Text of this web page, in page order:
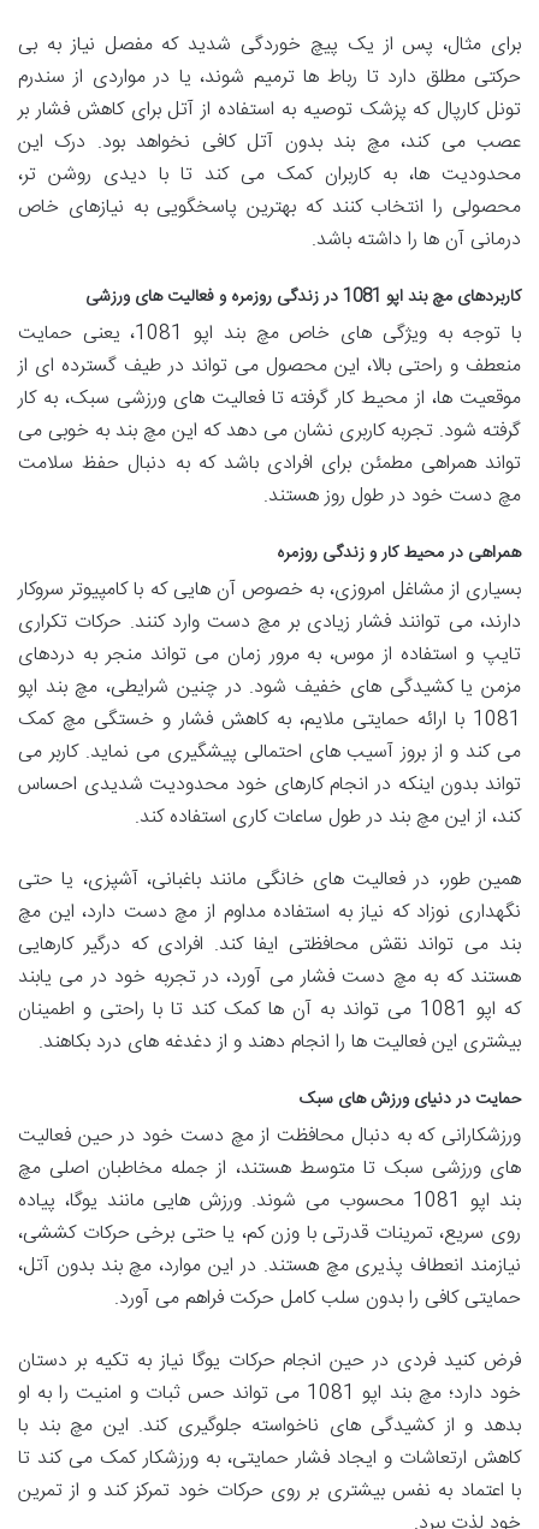
برای مثال، پس از یک پیچ خوردگی شدید که مفصل نیاز به بی
حرکتی مطلق دارد تا رباط ها ترمیم شوند، یا در مواردی از سندرم
تونل کارپال که پزشک توصیه به استفاده از آتل برای کاهش فشار بر
عصب می کند، مچ بند بدون آتل کافی نخواهد بود. درک این
محدودیت ها، به کاربران کمک می کند تا با دیدی روشن تر،
محصولی را انتخاب کنند که بهترین پاسخگویی به نیازهای خاص
درمانی آن ها را داشته باشد.
کاربردهای مچ بند اپو 1081 در زندگی روزمره و فعالیت های ورزشی
با توجه به ویژگی های خاص مچ بند اپو 1081، یعنی حمایت
منعطف و راحتی بالا، این محصول می تواند در طیف گسترده ای از
موقعیت ها، از محیط کار گرفته تا فعالیت های ورزشی سبک، به کار
گرفته شود. تجربه کاربری نشان می دهد که این مچ بند به خوبی می
تواند همراهی مطمئن برای افرادی باشد که به دنبال حفظ سلامت
مچ دست خود در طول روز هستند.
همراهی در محیط کار و زندگی روزمره
بسیاری از مشاغل امروزی، به خصوص آن هایی که با کامپیوتر سروکار
دارند، می توانند فشار زیادی بر مچ دست وارد کنند. حرکات تکراری
تایپ و استفاده از موس، به مرور زمان می تواند منجر به دردهای
مزمن یا کشیدگی های خفیف شود. در چنین شرایطی، مچ بند اپو
1081 با ارائه حمایتی ملایم، به کاهش فشار و خستگی مچ کمک
می کند و از بروز آسیب های احتمالی پیشگیری می نماید. کاربر می
تواند بدون اینکه در انجام کارهای خود محدودیت شدیدی احساس
کند، از این مچ بند در طول ساعات کاری استفاده کند.
همین طور، در فعالیت های خانگی مانند باغبانی، آشپزی، یا حتی
نگهداری نوزاد که نیاز به استفاده مداوم از مچ دست دارد، این مچ
بند می تواند نقش محافظتی ایفا کند. افرادی که درگیر کارهایی
هستند که به مچ دست فشار می آورد، در تجربه خود در می یابند
که اپو 1081 می تواند به آن ها کمک کند تا با راحتی و اطمینان
بیشتری این فعالیت ها را انجام دهند و از دغدغه های درد بکاهند.
حمایت در دنیای ورزش های سبک
ورزشکارانی که به دنبال محافظت از مچ دست خود در حین فعالیت
های ورزشی سبک تا متوسط هستند، از جمله مخاطبان اصلی مچ
بند اپو 1081 محسوب می شوند. ورزش هایی مانند یوگا، پیاده
روی سریع، تمرینات قدرتی با وزن کم، یا حتی برخی حرکات کششی،
نیازمند انعطاف پذیری مچ هستند. در این موارد، مچ بند بدون آتل،
حمایتی کافی را بدون سلب کامل حرکت فراهم می آورد.
فرض کنید فردی در حین انجام حرکات یوگا نیاز به تکیه بر دستان
خود دارد؛ مچ بند اپو 1081 می تواند حس ثبات و امنیت را به او
بدهد و از کشیدگی های ناخواسته جلوگیری کند. این مچ بند با
کاهش ارتعاشات و ایجاد فشار حمایتی، به ورزشکار کمک می کند تا
با اعتماد به نفس بیشتری بر روی حرکات خود تمرکز کند و از تمرین